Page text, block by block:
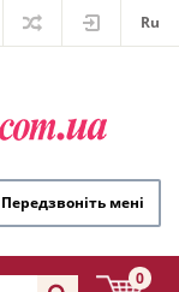
Ru
Передзвоніть мені
0